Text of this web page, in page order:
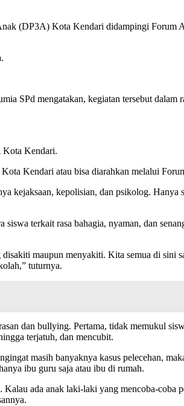
(DP3A) Kota Kendari didampingi
mengatakan, kegiatan tersebut dalam
Kota Kendari.
Kendari atau bisa diarahkan melalui
kepolisian, dan psikolog. Hanya
terkait rasa bahagia, nyaman, dan
maupun menyakiti. Kita semua di sini
tuturnya.
dan bullying. Pertama, tidak memukul
terjatuh, dan mencubit.
masih banyaknya kasus pelecehan,
ibu guru saja atau ibu di rumah.
ada anak laki-laki yang mencoba-coba